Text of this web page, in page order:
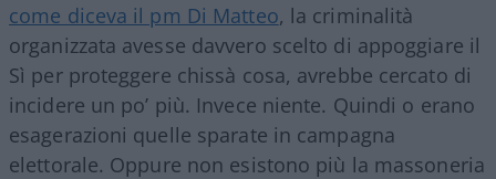
come diceva il pm Di Matteo, la criminalità
organizzata avesse davvero scelto di appoggiare il
Sì per proteggere chissà cosa, avrebbe cercato di
incidere un po’ più. Invece niente. Quindi o erano
esagerazioni quelle sparate in campagna
elettorale. Oppure non esistono più la massoneria